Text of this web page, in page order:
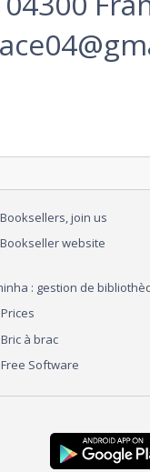
Booksellers, join us
Bookseller website
: gestion de
Prices
Bric à brac
Free Software